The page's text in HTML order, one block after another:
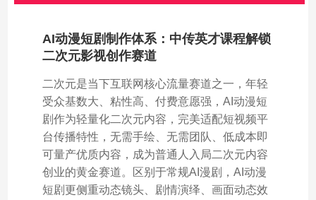
AI动漫短剧制作体系：中传英才课程解锁
二次元影视创作赛道
二次元是当下互联网核心流量赛道之一，年轻
受众基数大、粘性高、付费意愿强，AI动漫短
剧作为轻量化二次元内容，完美适配短视频平
台传播特性，无需手绘、无需团队、低成本即
可量产优质内容，成为普通人入局二次元内容
创业的黄金赛道。区别于常规AI漫剧，AI动漫
短剧更侧重动态镜头、剧情演绎、画面动态效